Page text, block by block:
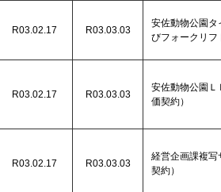
R03.02.17 R03.03.03
安佐動物公園タ
びフォークリフ
R03.02.17 R03.03.03
安佐動物公園Ｌ
価契約）
R03.02.17 R03.03.03
経営企画課複写
契約）